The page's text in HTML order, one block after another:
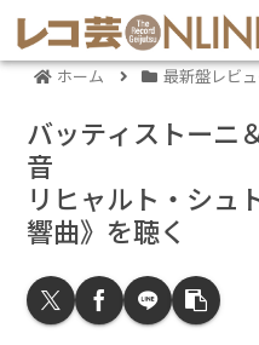
ホーム 最新盤レビ
バッティストーニ
音
リヒャルト・シュ
響曲》を聴く